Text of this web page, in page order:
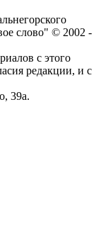
слово" © 2002 -
с этого
редакции, и с
39а.